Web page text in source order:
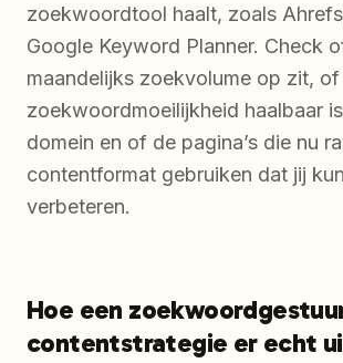
zoekwoordtool haalt, zoals
Google Keyword Planner. Check
maandelijks zoekvolume op zit,
zoekwoordmoeilijkheid haalbaar
domein en of de pagina’s die nu
contentformat gebruiken dat jij
verbeteren.
Hoe een
contentstrategie er echt